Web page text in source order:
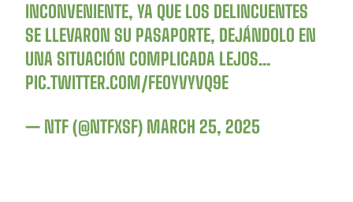
INCONVENIENTE, YA QUE LOS DELINCUENTES
SE LLEVARON SU PASAPORTE, DEJÁNDOLO EN
UNA SITUACIÓN COMPLICADA LEJOS…
PIC.TWITTER.COM/FEOYVYVQ9E
— NTF (@NTFXSF) MARCH 25, 2025